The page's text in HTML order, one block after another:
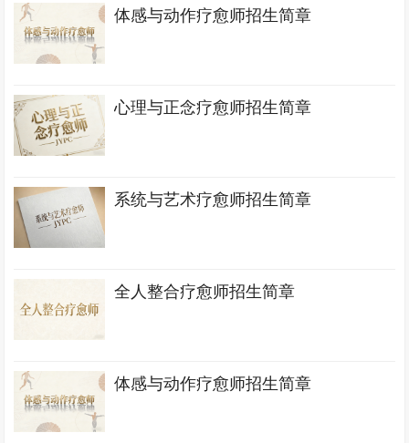
体感与动作疗愈师招生简章
心理与正念疗愈师招生简章
系统与艺术疗愈师招生简章
全人整合疗愈师招生简章
体感与动作疗愈师招生简章